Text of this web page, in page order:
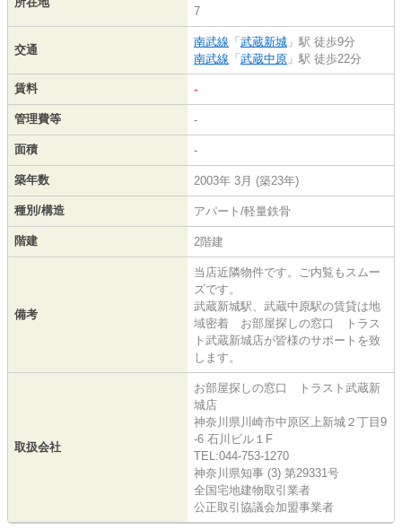
7
交通
南武線 「 武蔵新城 」駅 徒歩9分
南武線 「 武蔵中原 」駅 徒歩22分
賃料 -
管理費等 -
面積 -
築年数 2003年 3月 (築23年)
種別/構造 アパート/軽量鉄骨
階建 2階建
備考
当店近隣物件です。ご内覧もスムー
ズです。
武蔵新城駅、武蔵中原駅の賃貸は地
域密着 お部屋探しの窓口 トラス
ト武蔵新城店が皆様のサポートを致
します。
取扱会社
お部屋探しの窓口 トラスト武蔵新
城店
神奈川県川崎市中原区上新城２丁目9
-6 石川ビル１F
TEL:044-753-1270
神奈川県知事 (3) 第29331号
全国宅地建物取引業者
公正取引協議会加盟事業者